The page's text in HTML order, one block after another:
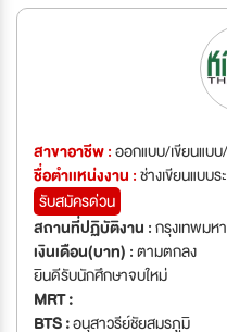
สาขาอาชีพ :ออกแบบ/เขียนแบ
ชื่อตำเเหน่งงาน :ช่างเขียนแบบ
รับสมัครด่วน
สถานที่ปฏิบัติงาน :กรุงเทพมห
เงินเดือน(บาท) :ตามตกลง
ยินดีรับนักศึกษาจบใหม่
MRT :
BTS :อนุสาวรีย์ชัยสมรภูมิ